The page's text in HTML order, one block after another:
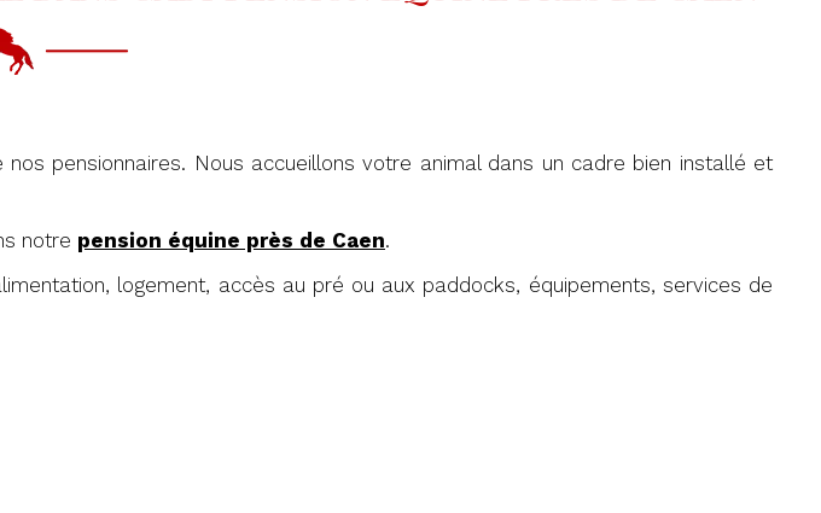
pensionnaires. Nous accueillons votre animal dans un cadre bien installé et
notre pension équine près de Caen.
logement, accès au pré ou aux paddocks, équipements, services de